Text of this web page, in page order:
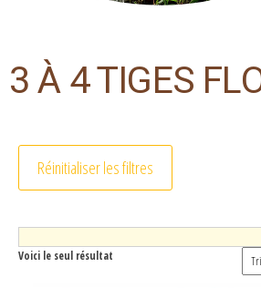
3 À 4 TIGES
Réinitialiser les filtres
Voici le seul résultat